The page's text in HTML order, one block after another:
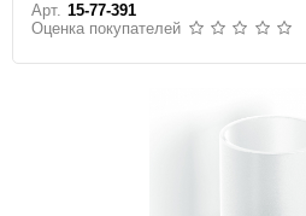
Арт. 15-77-391
Оценка покупателей